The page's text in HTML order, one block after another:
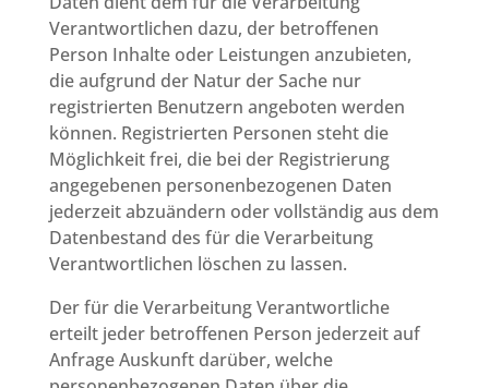
Verantwortlichen dazu, der betroffenen
Person Inhalte oder Leistungen anzubieten,
die aufgrund der Natur der Sache nur
registrierten Benutzern angeboten werden
können. Registrierten Personen steht die
Möglichkeit frei, die bei der Registrierung
angegebenen personenbezogenen Daten
jederzeit abzuändern oder vollständig aus dem
Datenbestand des für die Verarbeitung
Verantwortlichen löschen zu lassen.
Der für die Verarbeitung Verantwortliche
erteilt jeder betroffenen Person jederzeit auf
Anfrage Auskunft darüber, welche